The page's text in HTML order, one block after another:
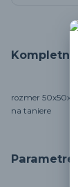
rozmer
na taniere
Parametre